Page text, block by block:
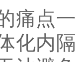
痛点
化内